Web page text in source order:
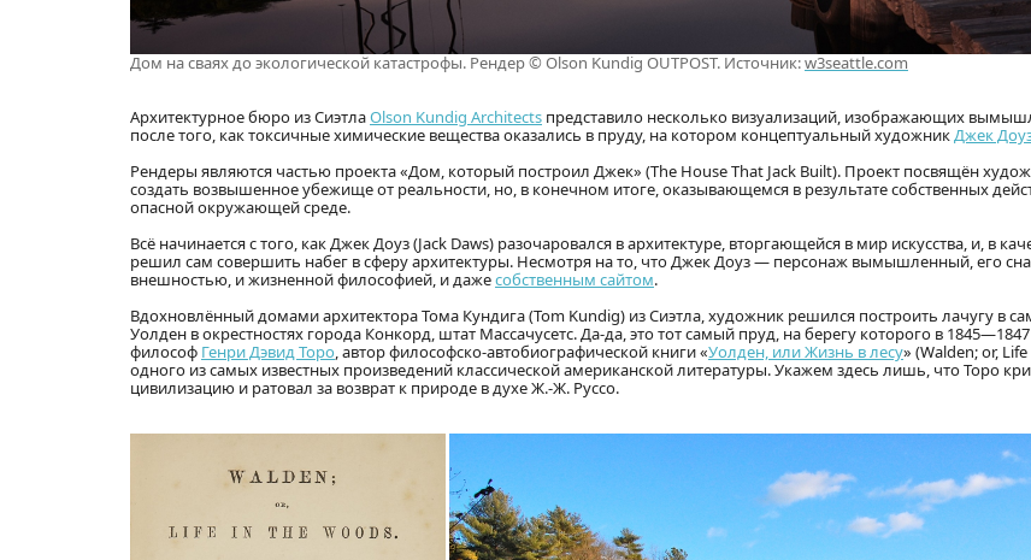
Дом на сваях до экологической катастрофы. Рендер © Olson Kundig OUTPOST. Источник:w3seattle.com
Архитектурное бюро из СиэтлаOlson Kundig Architects представило несколько визуализаций, изображающих
после того, как токсичные химические вещества оказались в пруду, на котором концептуальный художникДжек
Рендеры являются частью проекта «Дом, который построил Джек» (The House That Jack Built). Проект посвящён
создать возвышенное убежище от реальности, но, в конечном итоге, оказывающемся в результате собственных
опасной окружающей среде.
Всё начинается с того, как Джек Доуз (Jack Daws) разочаровался в архитектуре, вторгающейся в мир искусства, и, в
решил сам совершить набег в сферу архитектуры. Несмотря на то, что Джек Доуз — персонаж вымышленный, его
внешностью, и жизненной философией, и дажесобственным сайтом.
Вдохновлённый домами архитектора Тома Кундига (Tom Kundig) из Сиэтла, художник решился построить лачугу в
Уолден в окрестностях города Конкорд, штат Массачусетс. Да-да, это тот самый пруд, на берегу которого в
философ Генри Дэвид Торо, автор философско-автобиографической книги «Уолден, или Жизнь в лесу» (Walden; or,
одного из самых известных произведений классической американской литературы. Укажем здесь лишь, что Торо
цивилизацию и ратовал за возврат к природе в духе Ж.-Ж. Руссо.